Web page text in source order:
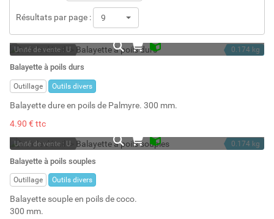
Résultats par page : 9
Unité de vente : U
En stock
Stock : 4
0.174 kg
Balayette à poils durs
Outillage Outils divers
Balayette dure en poils de Palmyre. 300 mm.
4.90 € ttc
Unité de vente : U
En stock
Stock : 6
0.174 kg
Balayette à poils souples
Outillage Outils divers
Balayette souple en poils de coco.
300 mm.